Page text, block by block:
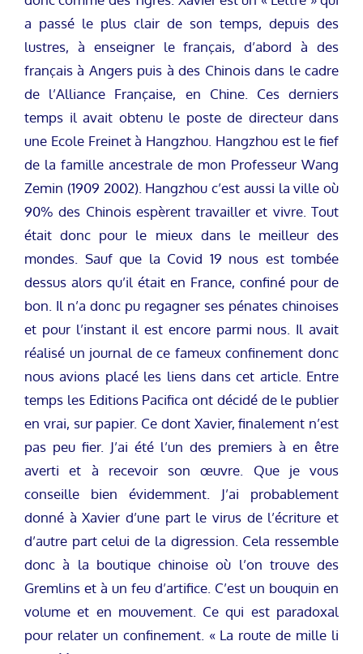
a passé le plus clair de son temps, depuis des
lustres, à enseigner le français, d’abord à des
français à Angers puis à des Chinois dans le cadre
de l’Alliance Française, en Chine. Ces derniers
temps il avait obtenu le poste de directeur dans
une Ecole Freinet à Hangzhou. Hangzhou est le fief
de la famille ancestrale de mon Professeur Wang
Zemin (1909 2002). Hangzhou c’est aussi la ville où
90% des Chinois espèrent travailler et vivre. Tout
était donc pour le mieux dans le meilleur des
mondes. Sauf que la Covid 19 nous est tombée
dessus alors qu’il était en France, confiné pour de
bon. Il n’a donc pu regagner ses pénates chinoises
et pour l’instant il est encore parmi nous. Il avait
réalisé un journal de ce fameux confinement donc
nous avions placé les liens dans cet article. Entre
temps les Editions Pacifica ont décidé de le publier
en vrai, sur papier. Ce dont Xavier, finalement n’est
pas peu fier. J’ai été l’un des premiers à en être
averti et à recevoir son œuvre. Que je vous
conseille bien évidemment. J’ai probablement
donné à Xavier d’une part le virus de l’écriture et
d’autre part celui de la digression. Cela ressemble
donc à la boutique chinoise où l’on trouve des
Gremlins et à un feu d’artifice. C’est un bouquin en
volume et en mouvement. Ce qui est paradoxal
pour relater un confinement. « La route de mille li